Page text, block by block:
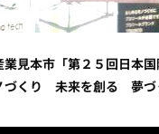
見本市「第２５回日本
づくり 未来を創る 夢づ